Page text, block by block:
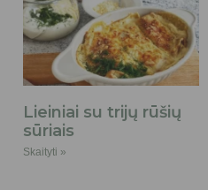
Lieiniai su trijų rūšių
sūriais
Skaityti »